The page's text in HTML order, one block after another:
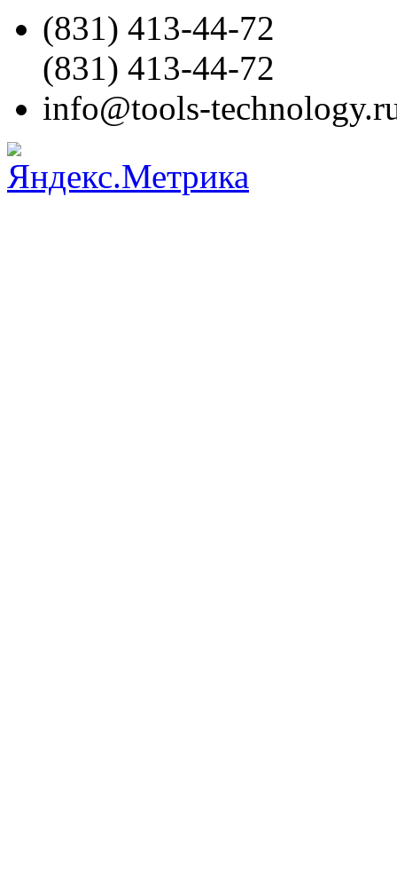
(831) 413-44-72
(831) 413-44-72
info@tools-